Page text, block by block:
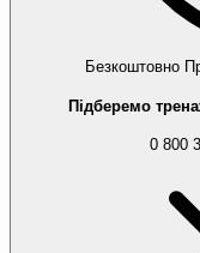
Безкоштовно
Підберемо
0 800